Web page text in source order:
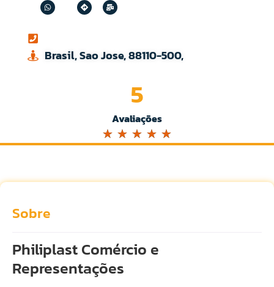
Brasil, Sao Jose, 88110-500,
Avaliações
5
☆ ☆ ☆ ☆ ☆
Sobre
Philiplast Comércio e
Representações